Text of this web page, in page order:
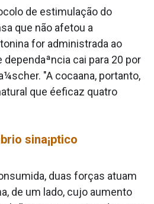
de estimulação do
que não afetou a
for administrada ao
dependaªncia cai para 20 por
"A cocaa­na, portanto,
que éeficaz quatro
sina¡ptico
duas forças atuam
de um lado, cujo aumento